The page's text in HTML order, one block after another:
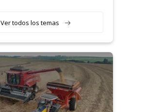
Ver todos los temas